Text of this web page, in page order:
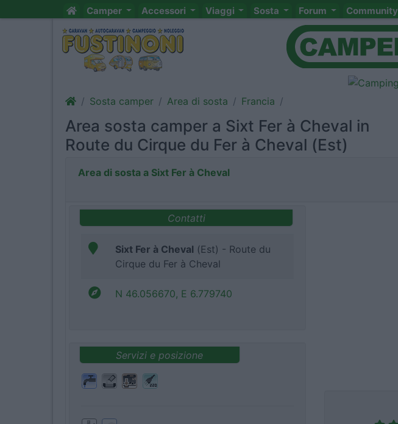
Camper Accessori Viaggi Sosta Forum Community
Sosta camper Area di sosta Francia
Area sosta camper a Sixt Fer à Cheval in
Route du Cirque du Fer à Cheval (Est)
Area di sosta a Sixt Fer à Cheval
Contatti
Sixt Fer à Cheval (Est) - Route du
Cirque du Fer à Cheval
N 46.056670, E 6.779740
Servizi e posizione